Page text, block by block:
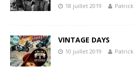
18 juillet 2019 Patrick
VINTAGE DAYS
10 juillet 2019 Patrick